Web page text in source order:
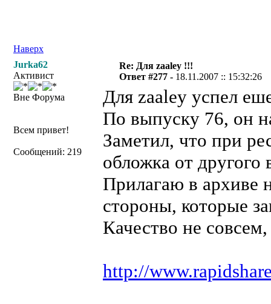
Наверх
Jurka62
Активист
Вне Форума
Всем привет!
Сообщений: 219
Re: Для zaaley !!!
Ответ #277 - 18.11.2007 :: 15:32:26
Для zaaley успел
По выпуску 76, он
Заметил, что при
обложка от другого
Прилагаю в архиве
стороны, которые
Качество не
http://